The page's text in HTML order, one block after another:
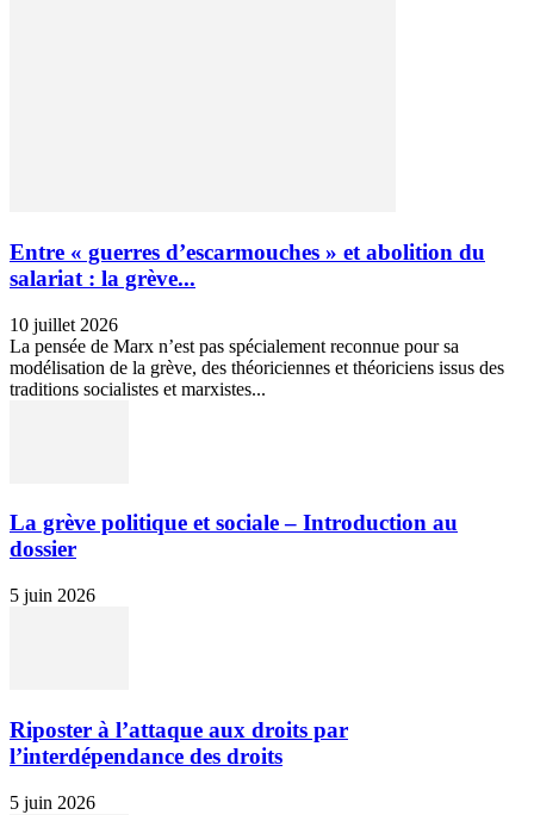
Entre « guerres d’escarmouches » et abolition du
salariat : la grève...
10 juillet 2026
La pensée de Marx n’est pas spécialement reconnue pour sa
modélisation de la grève, des théoriciennes et théoriciens issus des
traditions socialistes et marxistes...
La grève politique et sociale – Introduction au
dossier
5 juin 2026
Riposter à l’attaque aux droits par
l’interdépendance des droits
5 juin 2026